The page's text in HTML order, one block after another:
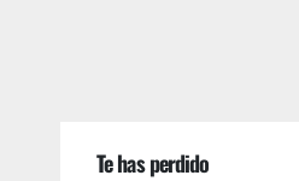
Te has perdido